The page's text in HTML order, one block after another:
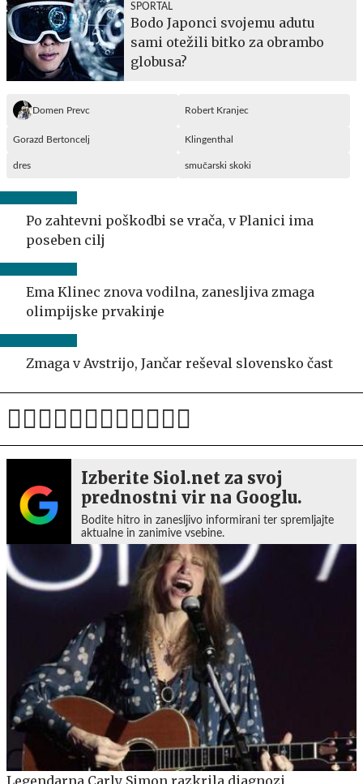
SPORTAL
Bodo Japonci svojemu adutu
sami otežili bitko za obrambo
globusa?
Domen Prevc Robert Kranjec
Gorazd Bertoncelj Klingenthal
dres smučarski skoki
Po zahtevni poškodbi se vrača, v Planici ima
poseben cilj
Ema Klinec znova vodilna, zanesljiva zmaga
olimpijske prvakinje
Zmaga v Avstrijo, Jančar reševal slovensko čast
Izberite Siol.net za svoj
prednostni vir na Googlu.
Bodite hitro in zanesljivo informirani ter spremljajte
aktualne in zanimive vsebine.